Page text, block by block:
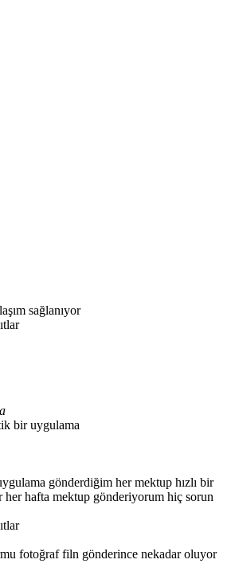
sağlanıyor
bir uygulama
gönderdiğim her mektup hızlı bir
her hafta mektup gönderiyorum hiç sorun
fotoğraf filn gönderince nekadar oluyor